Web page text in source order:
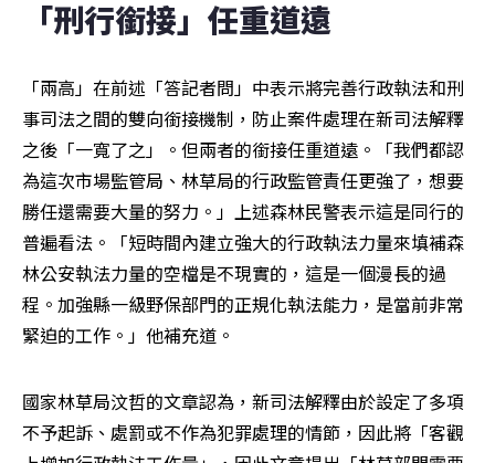
「刑行銜接」任重道遠
「兩高」在前述「答記者問」中表示將完善行政執法和刑
事司法之間的雙向銜接機制，防止案件處理在新司法解釋
之後「一寬了之」。但兩者的銜接任重道遠。「我們都認
為這次市場監管局、林草局的行政監管責任更強了，想要
勝任還需要大量的努力。」上述森林民警表示這是同行的
普遍看法。「短時間內建立強大的行政執法力量來填補森
林公安執法力量的空檔是不現實的，這是一個漫長的過
程。加強縣一級野保部門的正規化執法能力，是當前非常
緊迫的工作。」他補充道。
國家林草局汶哲的文章認為，新司法解釋由於設定了多項
不予起訴、處罰或不作為犯罪處理的情節，因此將「客觀